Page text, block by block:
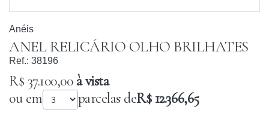
Anéis
ANEL RELICÁRIO OLHO BRILHATES
Ref.: 38196
R$ 37.100,00à vista
ou em
parcelas deR$ 12.366,65